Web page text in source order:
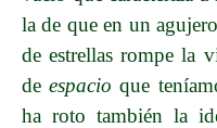
la de que en un
de estrellas rompe la
deespacio que
ha roto también la